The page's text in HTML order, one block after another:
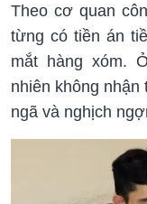
Theo cơ quan
từng có tiền án
mắt hàng xóm.
nhiên không
ngã và nghịch